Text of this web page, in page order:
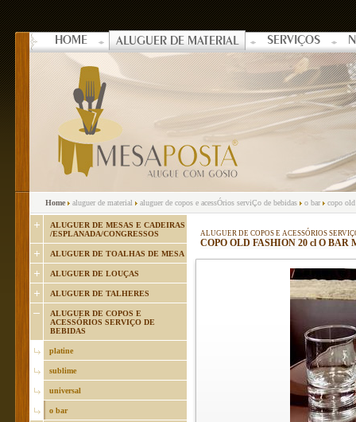
HOME ALUGUER DE MATERIAL SERVIÇOS
Home aluguer de material aluguer de copos e acessÓrios serviÇo de bebidas o bar copo
ALUGUER DE MESAS E CADEIRAS
/ESPLANADA/CONGRESSOS
ALUGUER DE TOALHAS DE MESA
ALUGUER DE LOUÇAS
ALUGUER DE TALHERES
ALUGUER DE COPOS E
ACESSÓRIOS SERVIÇO DE
BEBIDAS
platine
sublime
universal
o bar
ALUGUER DE COPOS E ACESSÓRIOS
COPO OLD FASHION 20 cl O BAR